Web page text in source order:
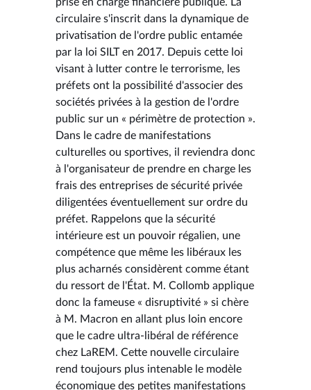
circulaire s'inscrit dans la dynamique de
privatisation de l'ordre public entamée
par la loi SILT en 2017. Depuis cette loi
visant à lutter contre le terrorisme, les
préfets ont la possibilité d'associer des
sociétés privées à la gestion de l'ordre
public sur un « périmètre de protection ».
Dans le cadre de manifestations
culturelles ou sportives, il reviendra donc
à l'organisateur de prendre en charge les
frais des entreprises de sécurité privée
diligentées éventuellement sur ordre du
préfet. Rappelons que la sécurité
intérieure est un pouvoir régalien, une
compétence que même les libéraux les
plus acharnés considèrent comme étant
du ressort de l'État. M. Collomb applique
donc la fameuse « disruptivité » si chère
à M. Macron en allant plus loin encore
que le cadre ultra-libéral de référence
chez LaREM. Cette nouvelle circulaire
rend toujours plus intenable le modèle
économique des petites manifestations